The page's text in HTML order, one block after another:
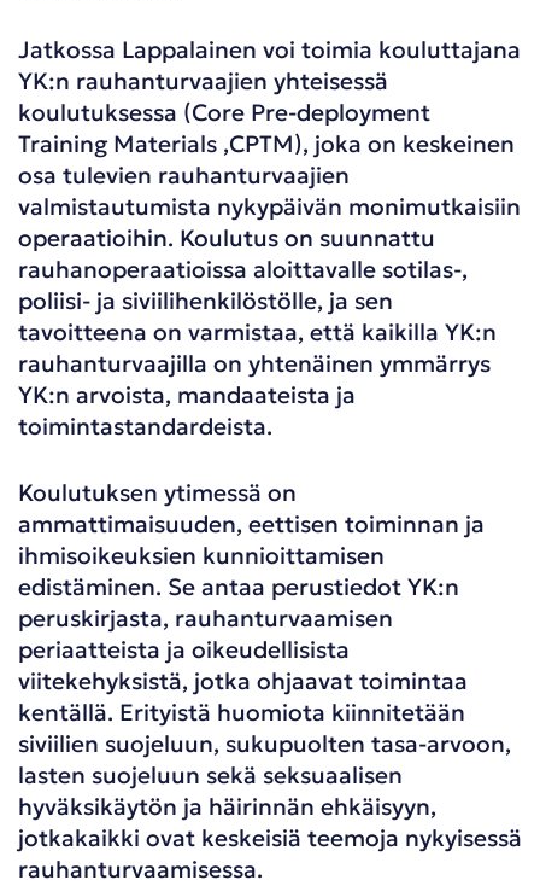
Jatkossa Lappalainen voi toimia kouluttajana
YK:n rauhanturvaajien yhteisessä
koulutuksessa (Core Pre-deployment
Training Materials ,CPTM), joka on keskeinen
osa tulevien rauhanturvaajien
valmistautumista nykypäivän monimutkaisiin
operaatioihin. Koulutus on suunnattu
rauhanoperaatioissa aloittavalle sotilas-,
poliisi- ja siviilihenkilöstölle, ja sen
tavoitteena on varmistaa, että kaikilla YK:n
rauhanturvaajilla on yhtenäinen ymmärrys
YK:n arvoista, mandaateista ja
toimintastandardeista.
Koulutuksen ytimessä on
ammattimaisuuden, eettisen toiminnan ja
ihmisoikeuksien kunnioittamisen
edistäminen. Se antaa perustiedot YK:n
peruskirjasta, rauhanturvaamisen
periaatteista ja oikeudellisista
viitekehyksistä, jotka ohjaavat toimintaa
kentällä. Erityistä huomiota kiinnitetään
siviilien suojeluun, sukupuolten tasa-arvoon,
lasten suojeluun sekä seksuaalisen
hyväksikäytön ja häirinnän ehkäisyyn,
jotkakaikki ovat keskeisiä teemoja nykyisessä
rauhanturvaamisessa.